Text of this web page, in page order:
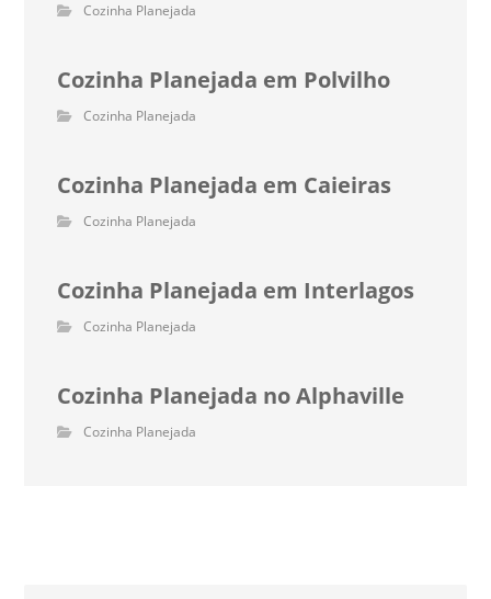
Cozinha Planejada
Cozinha Planejada em Polvilho
Cozinha Planejada
Cozinha Planejada em Caieiras
Cozinha Planejada
Cozinha Planejada em Interlagos
Cozinha Planejada
Cozinha Planejada no Alphaville
Cozinha Planejada